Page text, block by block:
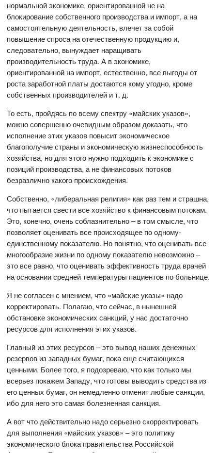
нормальной экономике, ориентированной не на
блокирование собственного производства и импорт, а на
самостоятельную деятельность, влечет за собой
повышение спроса на отечественную продукцию и,
следовательно, вынуждает наращивать
производительность труда. А в экономике,
ориентированной на импорт, естественно, все выгоды от
роста заработной платы достаются кому угодно, кроме
собственных производителей и т. д.
То есть, пройдясь по всему спектру «майских указов»,
можно совершенно очевидным образом доказать, что
исполнение этих указов повысит экономическое
благополучие страны и экономическую жизнеспособность
хозяйства, но для этого нужно подходить к экономике с
позиций производства, а не финансовых потоков
безразлично какого происхождения.
Собственно, «либеральная религия» как раз тем и страшна,
что пытается свести все хозяйство к финансовым потокам.
Это, конечно, очень соблазнительно – в том смысле, что
позволяет оценивать все происходящее по одному-
единственному показателю. Но понятно, что оценивать все
многообразие жизни по одному показателю невозможно –
это все равно, что оценивать эффективность труда врачей
на основании средней температуры пациентов по больнице.
Я не согласен с мнением, что «майские указы» надо
корректировать. Полагаю, что сейчас, в нынешней
обстановке экономических санкций, у нас достаточно
ресурсов для исполнения этих указов.
Главный из этих ресурсов – это вывод наших денежных
резервов из западных бумаг, пока еще считающихся
ценными. Более того, я подозреваю, что как только мы
всерьез покажем Западу, что готовы выводить средства из
его ценных бумаг, он немедленно отменит любые санкции,
ибо для него это самая болезненная санкция.
А вот что действительно надо серьезно скорректировать
для выполнения «майских указов» – это политику
экономического блока правительства Российской